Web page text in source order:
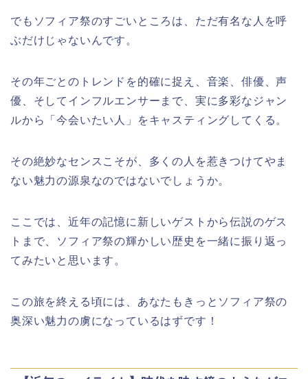
でもソフィア祭のすごいところは、ただ有名な人を呼
ぶだけじゃないんです。
その年ごとのトレンドを的確に捉え、音楽、俳優、声
優、そしてインフルエンサーまで、実に多彩なジャン
ルから「今会いたい人」をキャスティングしてくる。
その絶妙なセンスこそが、多くの人を惹きつけてやま
ない魅力の源泉なのではないでしょうか。
ここでは、近年の記憶に新しいゲストから伝説のゲス
トまで、ソフィア祭の輝かしい歴史を一緒に振り返っ
てみたいと思います。
この旅を終える頃には、あなたもきっとソフィア祭の
奥深い魅力の虜になっているはずです！